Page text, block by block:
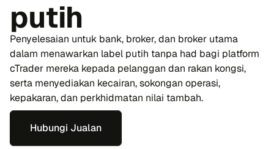
putih
Penyelesaian untuk bank, broker, dan broker utama
dalam menawarkan label putih tanpa had bagi platform
cTrader mereka kepada pelanggan dan rakan kongsi,
serta menyediakan kecairan, sokongan operasi,
kepakaran, dan perkhidmatan nilai tambah.
Hubungi Jualan